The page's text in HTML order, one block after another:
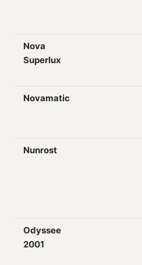
Nova
Superlux
Novamatic
Nunrost
Odyssee
2001